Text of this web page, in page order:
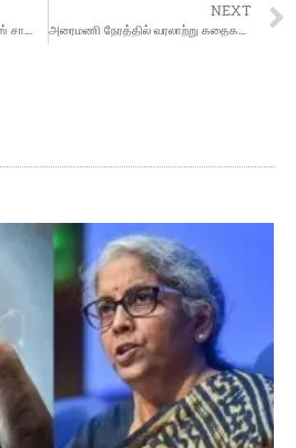
சென்னை சைதாப்பேட்டை ஜீனிஸ் சாலை முழுமையாக ஆக்கிரமிப்பு: நடவடிக்கை எடுக்க மக்கள் கோரிக்கை
NEXT
அரைமணி நேரத்தில் வரலாற்று கதைகளை கூறி இந்தியாவின் உலக சாதனை புத்தகத்தில் இடம் பிடித்த 4ம் வகுப்பு மாணவன்